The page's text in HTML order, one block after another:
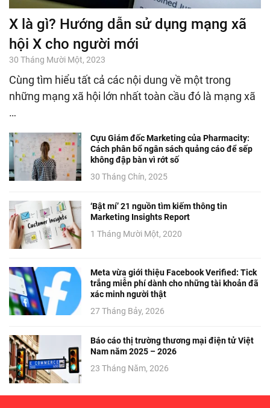
X là gì? Hướng dẫn sử dụng mạng xã
hội X cho người mới
30 Tháng Mười Một, 2023
Cùng tìm hiểu tất cả các nội dung về một trong
những mạng xã hội lớn nhất toàn cầu đó là mạng xã
…
Cựu Giám đốc Marketing của Pharmacity:
Cách phân bổ ngân sách quảng cáo để sếp
không đập bàn vì rớt số
30 Tháng Chín, 2025
‘Bật mí’ 21 nguồn tìm kiếm thông tin
Marketing Insights Report
1 Tháng Mười Một, 2020
Meta vừa giới thiệu Facebook Verified: Tick
trắng miễn phí dành cho những tài khoản đã
xác minh người thật
27 Tháng Bảy, 2026
Báo cáo thị trường thương mại điện tử Việt
Nam năm 2025 – 2026
23 Tháng Năm, 2026